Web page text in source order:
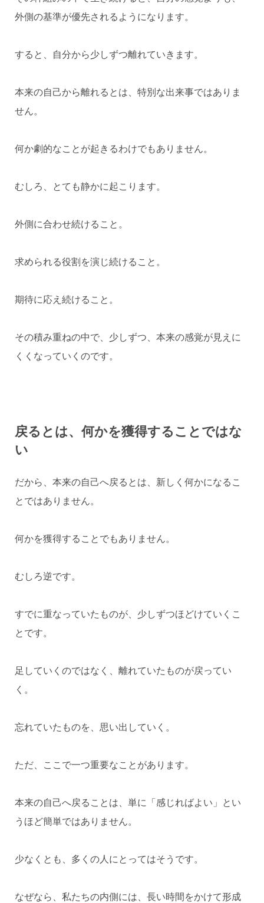
外側の基準が優先されるようになります。
すると、自分から少しずつ離れていきます。
本来の自己から離れるとは、特別な出来事ではありま
せん。
何か劇的なことが起きるわけでもありません。
むしろ、とても静かに起こります。
外側に合わせ続けること。
求められる役割を演じ続けること。
期待に応え続けること。
その積み重ねの中で、少しずつ、本来の感覚が見えに
くくなっていくのです。
戻るとは、何かを獲得することではな
い
だから、本来の自己へ戻るとは、新しく何かになるこ
とではありません。
何かを獲得することでもありません。
むしろ逆です。
すでに重なっていたものが、少しずつほどけていくこ
とです。
足していくのではなく、離れていたものが戻ってい
く。
忘れていたものを、思い出していく。
ただ、ここで一つ重要なことがあります。
本来の自己へ戻ることは、単に「感じればよい」とい
うほど簡単ではありません。
少なくとも、多くの人にとってはそうです。
なぜなら、私たちの内側には、長い時間をかけて形成